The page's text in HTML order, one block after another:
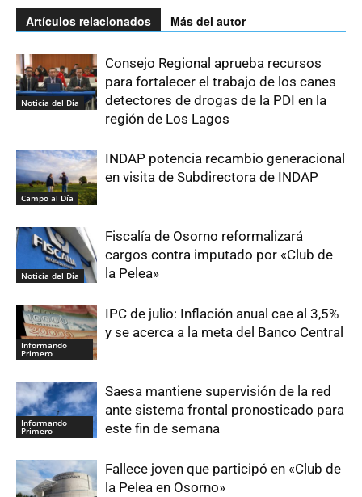
Artículos relacionados Más del autor
Noticia del Día
Consejo Regional aprueba recursos
para fortalecer el trabajo de los canes
detectores de drogas de la PDI en la
región de Los Lagos
Campo al Día
INDAP potencia recambio generacional
en visita de Subdirectora de INDAP
Noticia del Día
Fiscalía de Osorno reformalizará
cargos contra imputado por «Club de
la Pelea»
Informando
Primero
IPC de julio: Inflación anual cae al 3,5%
y se acerca a la meta del Banco Central
Informando
Primero
Saesa mantiene supervisión de la red
ante sistema frontal pronosticado para
este fin de semana
Fallece joven que participó en «Club de
la Pelea en Osorno»